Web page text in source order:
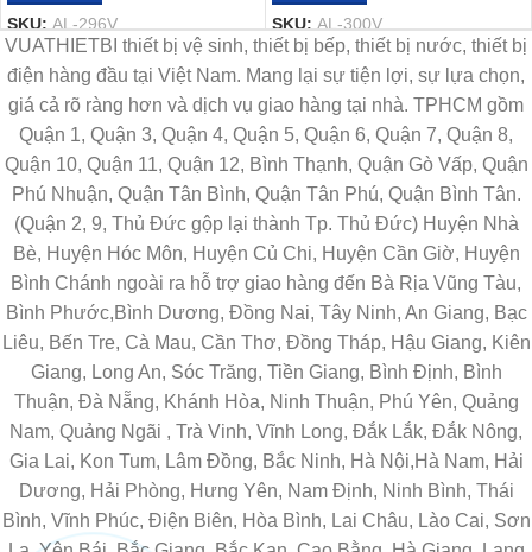
SKU:AL-296V SKU:AL-300V
VUATHIETBI thiết bị vệ sinh, thiết bị bếp, thiết bị nước, thiết bị
điện hàng đầu tại Việt Nam. Mang lại sự tiện lợi, sự lựa chọn,
giá cả rõ ràng hơn và dịch vụ giao hàng tại nhà. TPHCM gồm
Quận 1, Quận 3, Quận 4, Quận 5, Quận 6, Quận 7, Quận 8,
Quận 10, Quận 11, Quận 12, Bình Thạnh, Quận Gò Vấp, Quận
Phú Nhuận, Quận Tân Bình, Quận Tân Phú, Quận Bình Tân.
(Quận 2, 9, Thủ Đức gộp lại thành Tp. Thủ Đức) Huyện Nhà
Bè, Huyện Hóc Môn, Huyện Củ Chi, Huyện Cần Giờ, Huyện
Bình Chánh ngoài ra hỗ trợ giao hàng đến Bà Rịa Vũng Tàu,
Bình Phước,Bình Dương, Đồng Nai, Tây Ninh, An Giang, Bạc
Liêu, Bến Tre, Cà Mau, Cần Thơ, Đồng Tháp, Hậu Giang, Kiên
Giang, Long An, Sóc Trăng, Tiền Giang, Bình Định, Bình
Thuận, Đà Nẵng, Khánh Hòa, Ninh Thuận, Phú Yên, Quảng
Nam, Quảng Ngãi , Trà Vinh, Vĩnh Long, Đắk Lắk, Đắk Nông,
Gia Lai, Kon Tum, Lâm Đồng, Bắc Ninh, Hà Nội,Hà Nam, Hải
Dương, Hải Phòng, Hưng Yên, Nam Định, Ninh Bình, Thái
Bình, Vĩnh Phúc, Điện Biên, Hòa Bình, Lai Châu, Lào Cai, Sơn